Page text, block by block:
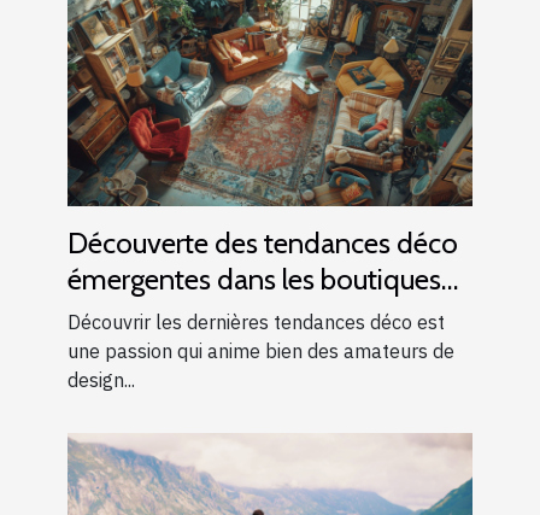
Découverte des tendances déco
émergentes dans les boutiques
locales
Découvrir les dernières tendances déco est
une passion qui anime bien des amateurs de
design...